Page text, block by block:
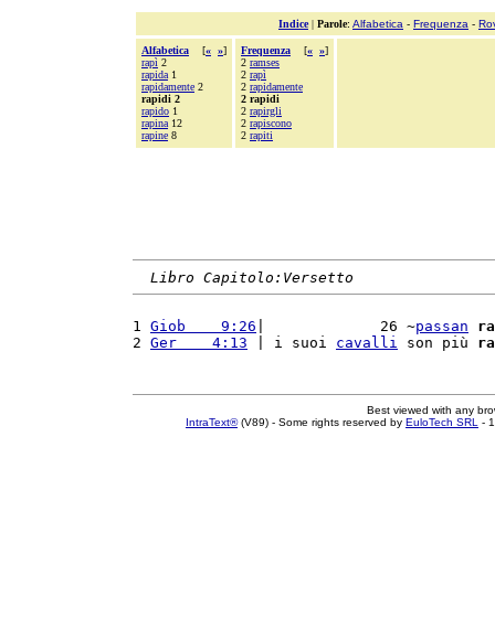
Indice| Parole: Alfabetica - Frequenza -
Alfabetica [« »]
rapì 2
rapida 1
rapidamente 2
rapidi 2
rapido 1
rapina 12
rapine 8
Frequenza [« »]
2 ramses
2 rapì
2 rapidamente
2 rapidi
2 rapirgli
2 rapiscono
2 rapiti
Libro Capitolo:Versetto
1 Giob    9:26 |             26 ~passan
2 Ger    4:13 | i suoi cavalli son più
Best viewed with any
IntraText®(V89) - Some rights reserved by EuloTech SRL -